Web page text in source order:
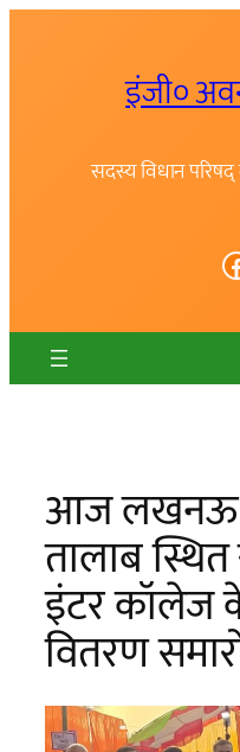
इंजी०
सदस्य विधान
Facebook
आज लखनऊ
तालाब
इंटर कॉलेज
वितरण